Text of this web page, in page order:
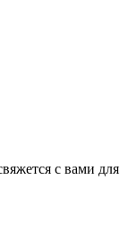
с вами для